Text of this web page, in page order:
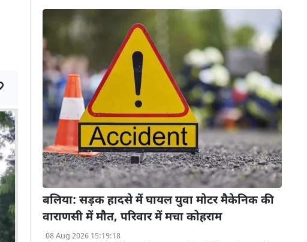
बलिया: सड़क हादसे में घायल युवा मोटर मैकेनिक की
वाराणसी में मौत, परिवार में मचा कोहराम
08 Aug 2026 15:19:18